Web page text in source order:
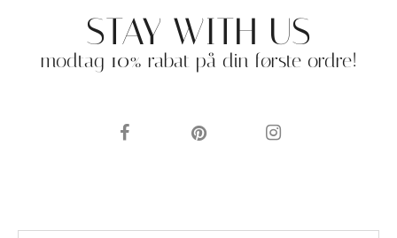
STAY WITH US
modtag 10% rabat på din første ordre!